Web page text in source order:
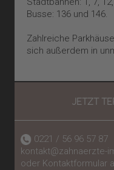
Busse: 136 und 146.
Zahlreiche
sich außerdem in
JETZT
0221 / 56 96 57 87
kontakt@zahnaerzte-
oder Kontaktformular